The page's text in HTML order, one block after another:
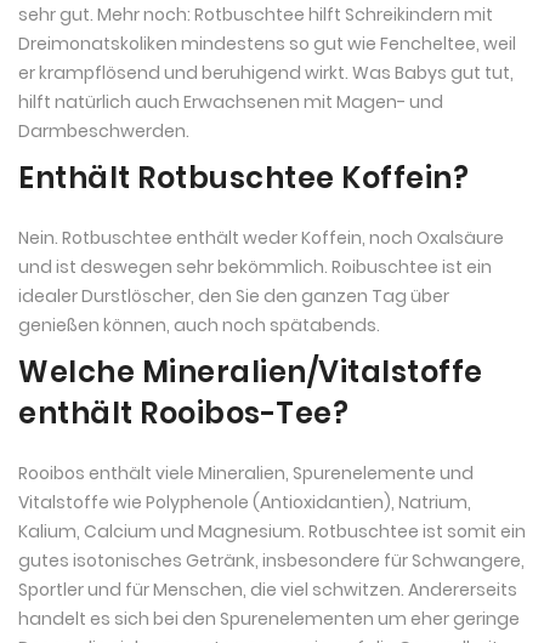
sehr gut. Mehr noch: Rotbuschtee hilft Schreikindern mit
Dreimonatskoliken mindestens so gut wie Fencheltee, weil
er krampflösend und beruhigend wirkt. Was Babys gut tut,
hilft natürlich auch Erwachsenen mit Magen- und
Darmbeschwerden.
Enthält Rotbuschtee Koffein?
Nein. Rotbuschtee enthält weder Koffein, noch Oxalsäure
und ist deswegen sehr bekömmlich. Roibuschtee ist ein
idealer Durstlöscher, den Sie den ganzen Tag über
genießen können, auch noch spätabends.
Welche Mineralien/Vitalstoffe
enthält Rooibos-Tee?
Rooibos enthält viele Mineralien, Spurenelemente und
Vitalstoffe wie Polyphenole (Antioxidantien), Natrium,
Kalium, Calcium und Magnesium. Rotbuschtee ist somit ein
gutes isotonisches Getränk, insbesondere für Schwangere,
Sportler und für Menschen, die viel schwitzen. Andererseits
handelt es sich bei den Spurenelementen um eher geringe